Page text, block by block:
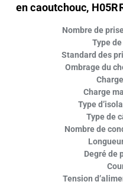
en caoutchouc,
Nombre de
Type
Standard des
Ombrage du
Charge
Type
Type de
Nombre de
Degré de
Tension